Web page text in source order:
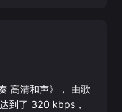
高清和声》， 由歌
到了 320 kbps，